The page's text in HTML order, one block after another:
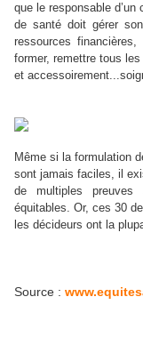
que le responsable d’un
de santé doit gérer
ressources
former, remettre tous
et
Même si la formulation
sont jamais faciles, il
de multiples
équitables. Or, ces 30
les décideurs ont la
Source :